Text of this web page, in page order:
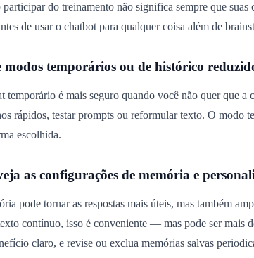
participar do treinamento não significa sempre que
de usar o chatbot para qualquer coisa além de
modos temporários ou de histórico
temporário é mais seguro quando você não quer que
rápidos, testar prompts ou reformular texto. O modo
escolhida.
as configurações de memória e
pode tornar as respostas mais úteis, mas também
contínuo, isso é conveniente — mas pode ser mais
claro, e revise ou exclua memórias salvas